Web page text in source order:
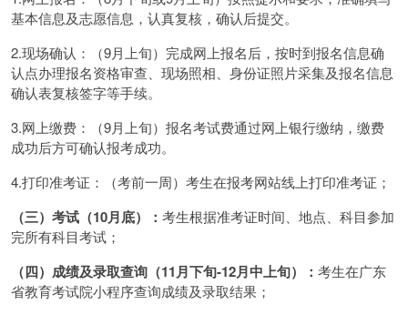
基本信息及志愿信息，认真复核，确认后提交。
2.现场确认：（9月上旬）完成网上报名后，按时到报名信息确
认点办理报名资格审查、现场照相、身份证照片采集及报名信息
确认表复核签字等手续。
3.网上缴费：（9月上旬）报名考试费通过网上银行缴纳，缴费
成功后方可确认报考成功。
4.打印准考证：（考前一周）考生在报考网站线上打印准考证；
（三）考试（10月底）： 考生根据准考证时间、地点、科目参加
完所有科目考试；
（四）成绩及录取查询（11月下旬-12月中上旬）： 考生在广东
省教育考试院小程序查询成绩及录取结果；